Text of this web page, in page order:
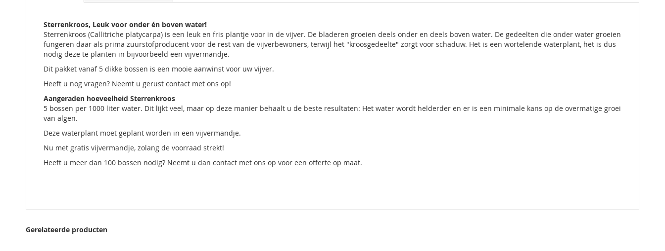
afbeeldingen-
gallerij
Sterrenkroos, Leuk voor onder én boven water!
Sterrenkroos (Callitriche platycarpa) is een leuk en fris plantje voor in de vijver. De bladeren groeien deels onder en deels boven water. De gedeelten die onder water groeien
fungeren daar als prima zuurstofproducent voor de rest van de vijverbewoners, terwijl het "kroosgedeelte" zorgt voor schaduw. Het is een wortelende waterplant, het is dus
nodig deze te planten in bijvoorbeeld een vijvermandje.
Dit pakket vanaf 5 dikke bossen is een mooie aanwinst voor uw vijver.
Heeft u nog vragen? Neemt u gerust contact met ons op!
Aangeraden hoeveelheid Sterrenkroos
5 bossen per 1000 liter water. Dit lijkt veel, maar op deze manier behaalt u de beste resultaten: Het water wordt helderder en er is een minimale kans op de overmatige groei
van algen.
Deze waterplant moet geplant worden in een vijvermandje.
Nu met gratis vijvermandje, zolang de voorraad strekt!
Heeft u meer dan 100 bossen nodig? Neemt u dan contact met ons op voor een offerte op maat.
Gerelateerde producten